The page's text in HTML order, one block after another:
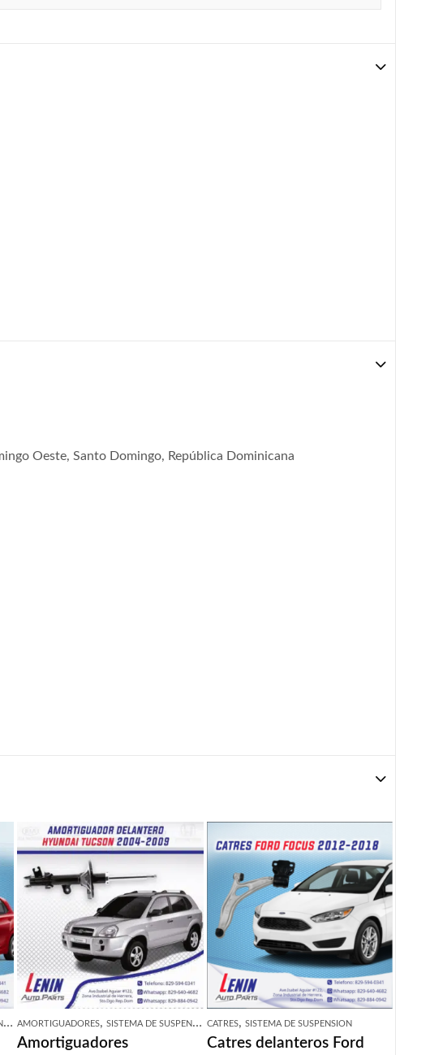
Oeste, Santo Domingo, República Dominicana
AMORTIGUADORES,SISTEMA DE SUSPENSION
Amortiguadores
CATRES, SISTEMA DE SUSPENSION
Catres delanteros Ford